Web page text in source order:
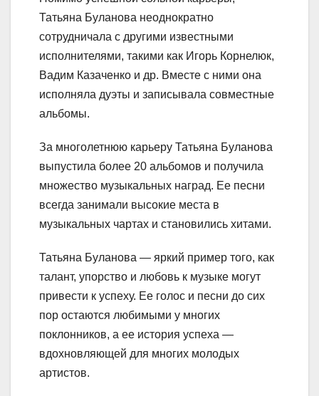
Татьяна Буланова неоднократно
сотрудничала с другими известными
исполнителями, такими как Игорь Корнелюк,
Вадим Казаченко и др. Вместе с ними она
исполняла дуэты и записывала совместные
альбомы.
За многолетнюю карьеру Татьяна Буланова
выпустила более 20 альбомов и получила
множество музыкальных наград. Ее песни
всегда занимали высокие места в
музыкальных чартах и становились хитами.
Татьяна Буланова — яркий пример того, как
талант, упорство и любовь к музыке могут
привести к успеху. Ее голос и песни до сих
пор остаются любимыми у многих
поклонников, а ее история успеха —
вдохновляющей для многих молодых
артистов.